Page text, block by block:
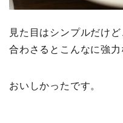
見た目はシンプルだけ
合わさるとこんなに強力
おいしかったです。